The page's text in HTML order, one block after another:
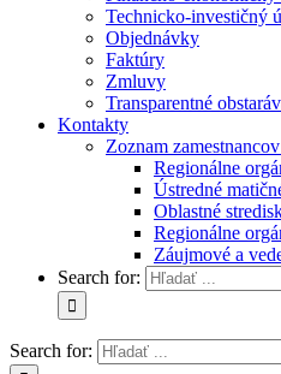
Technicko-investičný
Objednávky
Faktúry
Zmluvy
Transparentné
Kontakty
Zoznam
Regionálne
Ústredné
Oblastné
Regionálne
Záujmové a
Search for:
Search for: